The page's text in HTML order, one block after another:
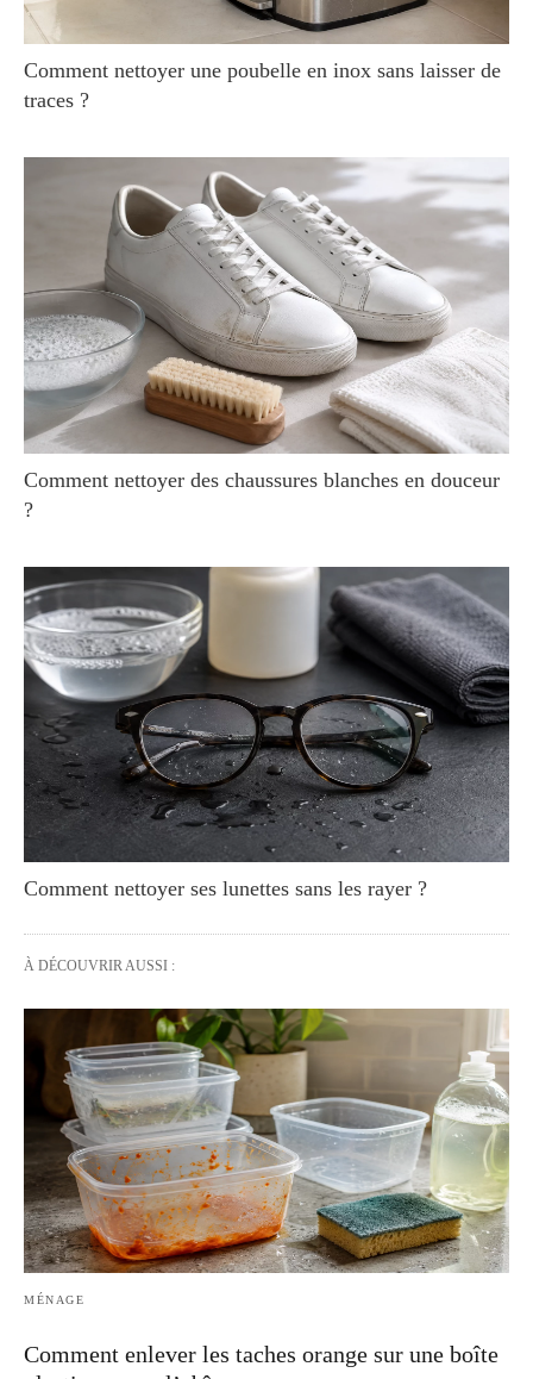
Comment nettoyer une poubelle en inox sans laisser de
traces ?
Comment nettoyer des chaussures blanches en douceur
?
Comment nettoyer ses lunettes sans les rayer ?
À DÉCOUVRIR AUSSI :
MÉNAGE
Comment enlever les taches orange sur une boîte